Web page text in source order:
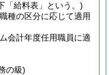
「給料表」という。)
種の区分に応じて適用
会計年度任用職員に適
の級)